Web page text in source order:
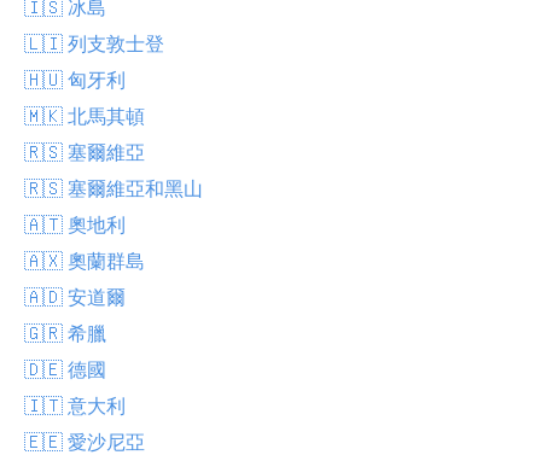
🇮🇸 冰島
🇱🇮 列支敦士登
🇭🇺 匈牙利
🇲🇰 北馬其頓
🇷🇸 塞爾維亞
🇷🇸 塞爾維亞和黑山
🇦🇹 奧地利
🇦🇽 奧蘭群島
🇦🇩 安道爾
🇬🇷 希臘
🇩🇪 德國
🇮🇹 意大利
🇪🇪 愛沙尼亞